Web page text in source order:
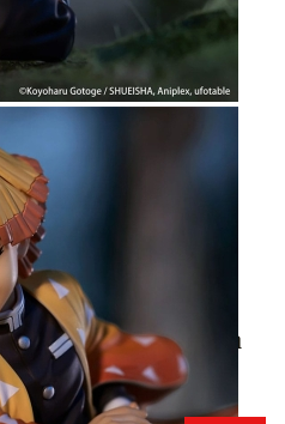
no Yaiba
Agatsuma